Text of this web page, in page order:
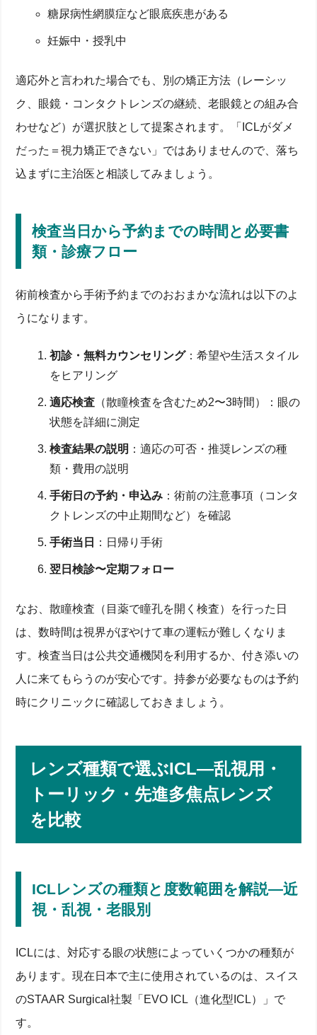
糖尿病性網膜症など眼底疾患がある
妊娠中・授乳中
適応外と言われた場合でも、別の矯正方法（レーシッ
ク、眼鏡・コンタクトレンズの継続、老眼鏡との組み合
わせなど）が選択肢として提案されます。「ICLがダメ
だった＝視力矯正できない」ではありませんので、落ち
込まずに主治医と相談してみましょう。
検査当日から予約までの時間と必要書
類・診療フロー
術前検査から手術予約までのおおまかな流れは以下のよ
うになります。
初診・無料カウンセリング：希望や生活スタイル
をヒアリング
適応検査 （散瞳検査を含むため2〜3時間）：眼の
状態を詳細に測定
検査結果の説明 ：適応の可否・推奨レンズの種
類・費用の説明
手術日の予約・申込み ：術前の注意事項（コンタ
クトレンズの中止期間など）を確認
手術当日 ：日帰り手術
翌日検診〜定期フォロー
なお、散瞳検査（目薬で瞳孔を開く検査）を行った日
は、数時間は視界がぼやけて車の運転が難しくなりま
す。検査当日は公共交通機関を利用するか、付き添いの
人に来てもらうのが安心です。持参が必要なものは予約
時にクリニックに確認しておきましょう。
レンズ種類で選ぶICL―乱視用・
トーリック・先進多焦点レンズ
を比較
ICLレンズの種類と度数範囲を解説―近
視・乱視・老眼別
ICLには、対応する眼の状態によっていくつかの種類が
あります。現在日本で主に使用されているのは、スイス
のSTAAR Surgical社製「EVO ICL（進化型ICL）」で
す。
ー問題対策
ケア
名古屋・福岡の名医ランキング
執刀医の資格・経験・症例数で比較する信頼できる
眼科診療体制
ICL症例数ランキングTOP10と有名な先生・名医の
実績
料金だけで決めない！先進設備・技術・チーム体制
で安心を得る方法
証制度
ICL手術費用の内訳とレーシックとの比較
医療費控除・分割払い・福利厚生で負担を軽減する
後悔しないための費用×安全性バランス判断基準
転・スポーツはいつから？
仕事・運転・運動再開までのスケジュールと注意点
談
定期検診でチェックすべき眼内圧・白内障リスク
万が一のレンズ取り外し・交換が必要になるケース
まとめ：レーシックと迷うあなたへ―ICLを選ぶ判断
基準と次のアクション